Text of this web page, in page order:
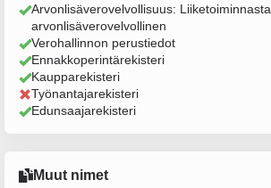
Arvonlisäverovelvollisuus: Liiketoiminnasta
arvonlisäverovelvollinen
Verohallinnon perustiedot
Ennakkoperintärekisteri
Kaupparekisteri
Työnantajarekisteri
Edunsaajarekisteri
Muut nimet